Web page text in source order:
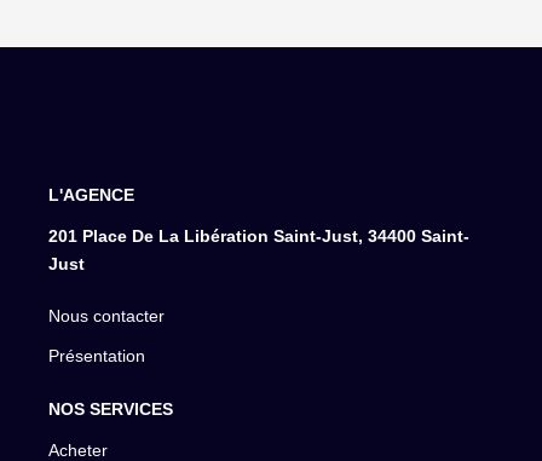
L'AGENCE
201 Place De La Libération Saint-Just, 34400 Saint-
Just
Nous contacter
Présentation
NOS SERVICES
Acheter